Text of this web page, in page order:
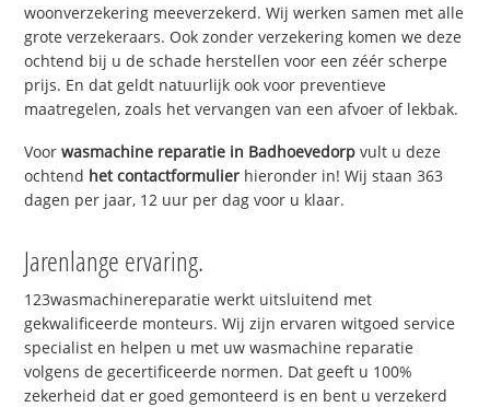
woonverzekering meeverzekerd. Wij werken samen met alle
grote verzekeraars. Ook zonder verzekering komen we deze
ochtend bij u de schade herstellen voor een zéér scherpe
prijs. En dat geldt natuurlijk ook voor preventieve
maatregelen, zoals het vervangen van een afvoer of lekbak.
Voorwasmachine reparatie in Badhoevedorp vult u deze
ochtend het contactformulier hieronder in! Wij staan 363
dagen per jaar, 12 uur per dag voor u klaar.
Jarenlange ervaring.
123wasmachinereparatie werkt uitsluitend met
gekwalificeerde monteurs. Wij zijn ervaren witgoed service
specialist en helpen u met uw wasmachine reparatie
volgens de gecertificeerde normen. Dat geeft u 100%
zekerheid dat er goed gemonteerd is en bent u verzekerd